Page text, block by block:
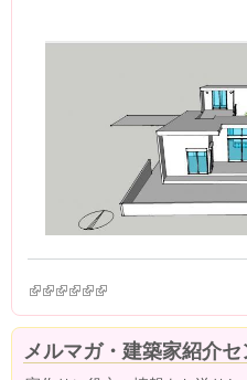
(link is external)
(link is external)
(link is external)
(link is external)
(link is external)
(link is external)
メルマガ・建築家紹介